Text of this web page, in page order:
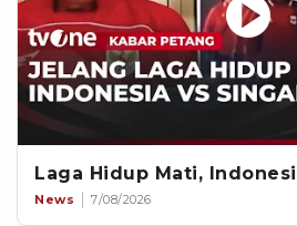
Laga Hidup Mati,
News 7/08/2026